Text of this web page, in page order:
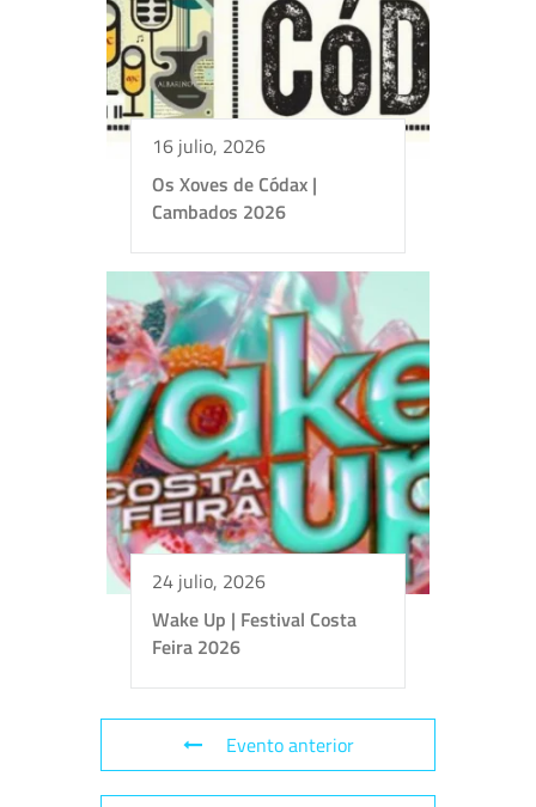
16 julio, 2026
Os Xoves de Códax |
Cambados 2026
24 julio, 2026
Wake Up | Festival Costa
Feira 2026
Evento anterior